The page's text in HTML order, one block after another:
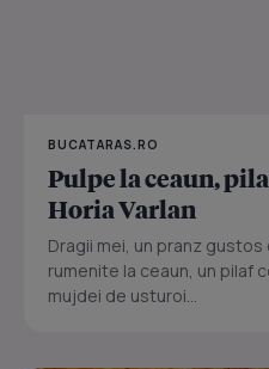
BUCATARAS.RO
Pulpe la ceaun,
Horia Varlan
Dragii mei, un pranz
rumenite la ceaun, un pilaf
mujdei de usturoi...